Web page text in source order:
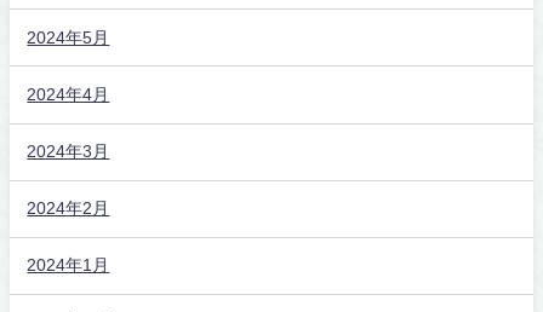
2024年5月
2024年4月
2024年3月
2024年2月
2024年1月